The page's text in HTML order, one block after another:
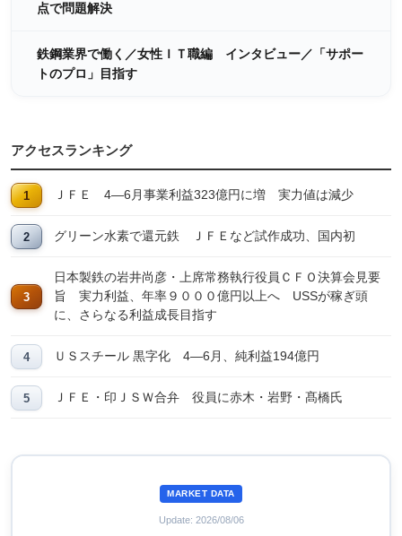
点で問題解決
鉄鋼業界で働く／女性ＩＴ職編 インタビュー／「サポー
トのプロ」目指す
アクセスランキング
ＪＦＥ 4―6月事業利益323億円に増 実力値は減少
グリーン水素で還元鉄 ＪＦＥなど試作成功、国内初
日本製鉄の岩井尚彦・上席常務執行役員ＣＦＯ決算会見要
旨 実力利益、年率９０００億円以上へ USSが稼ぎ頭
に、さらなる利益成長目指す
ＵＳスチール 黒字化 4―6月、純利益194億円
ＪＦＥ・印ＪＳＷ合弁 役員に赤木・岩野・髙橋氏
MARKET DATA
Update: 2026/08/06